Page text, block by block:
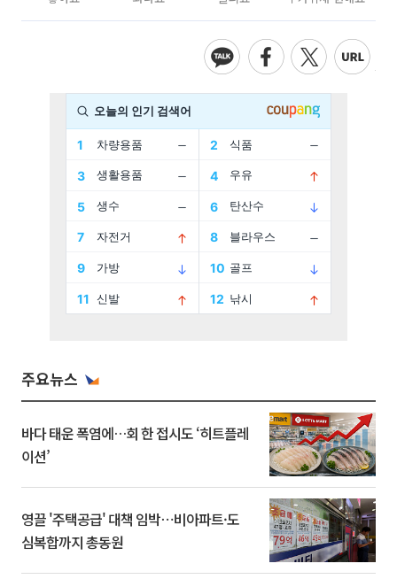
주요뉴스
바다 태운 폭염에…회 한 접시도 ‘히트플레
이션’
영끌 '주택공급' 대책 임박⋯비아파트·도
심복합까지 총동원